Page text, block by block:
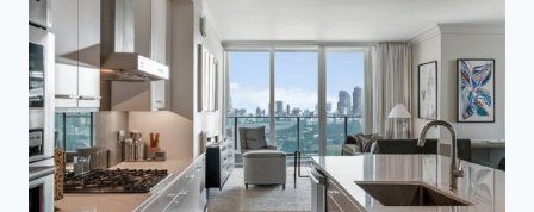
SLANKIOMIS
DURIMIS
MIEGAMAJAM